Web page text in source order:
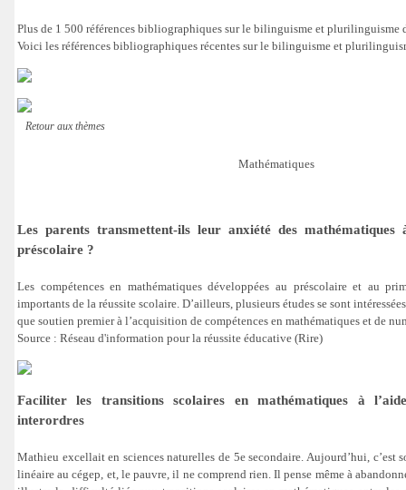
Plus de 1 500 références bibliographiques sur le bilinguisme et plurilinguisme
Voici les références bibliographiques récentes sur le bilinguisme et
Retour aux thèmes
Mathématiques
Les parents transmettent-ils leur anxiété des mathématiques
préscolaire ?
Les compétences en mathématiques développées au préscolaire et au
importants de la réussite scolaire. D’ailleurs, plusieurs études se sont
que soutien premier à l’acquisition de compétences en mathématiques et de
Source : Réseau d'information pour la réussite éducative (Rire)
Faciliter les transitions scolaires en mathématiques à
interordres
Mathieu excellait en sciences naturelles de 5e secondaire. Aujourd’hui, c’est
linéaire au cégep, et, le pauvre, il ne comprend rien. Il pense même à